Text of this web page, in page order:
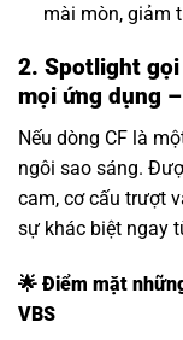
mài mòn, giảm
2. Spotlight gọi
mọi ứng dụng
Nếu dòng CF là
ngôi sao sáng.
cam, cơ cấu trượt
sự khác biệt ngay
🌟 Điểm mặt
VBS